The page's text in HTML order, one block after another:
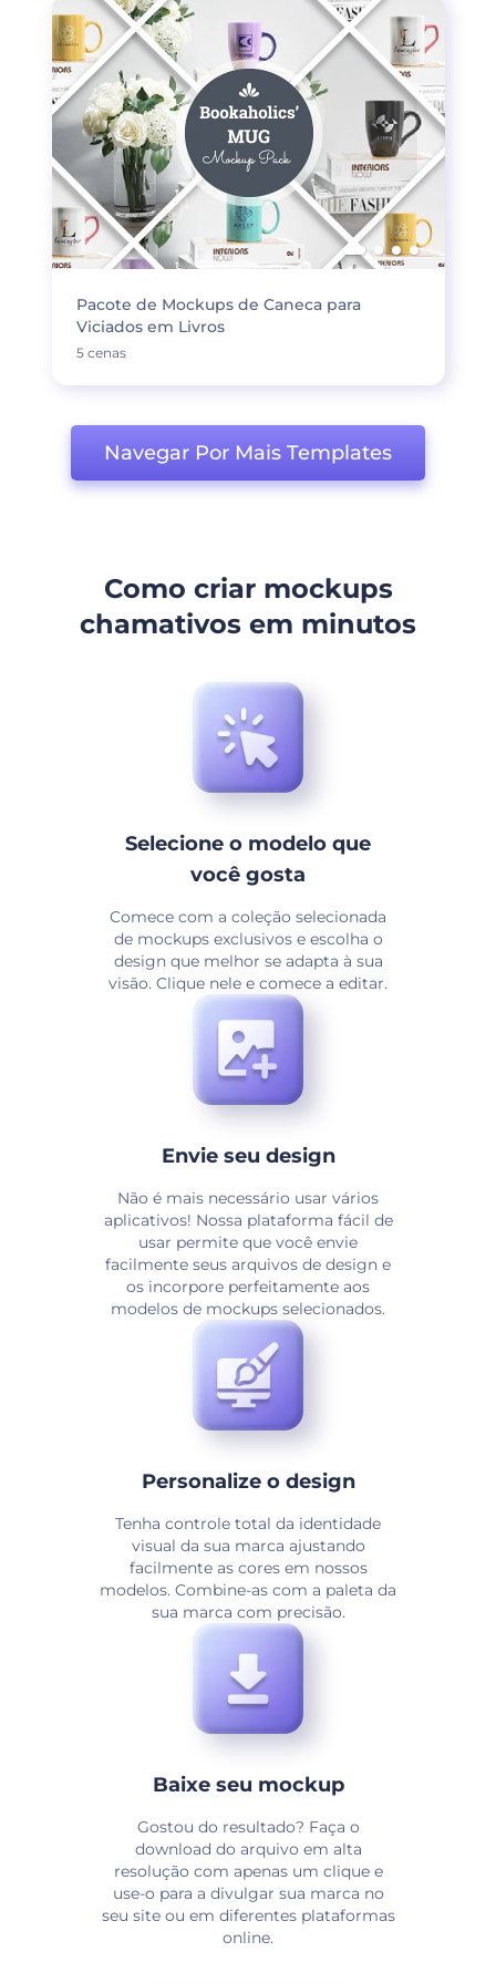
Pacote de Mockups de Caneca para
Viciados em Livros
5 cenas
Navegar Por Mais Templates
Como criar mockups
chamativos em minutos
Selecione o modelo que
você gosta
Comece com a coleção selecionada
de mockups exclusivos e escolha o
design que melhor se adapta à sua
visão. Clique nele e comece a editar.
Envie seu design
Não é mais necessário usar vários
aplicativos! Nossa plataforma fácil de
usar permite que você envie
facilmente seus arquivos de design e
os incorpore perfeitamente aos
modelos de mockups selecionados.
Personalize o design
Tenha controle total da identidade
visual da sua marca ajustando
facilmente as cores em nossos
modelos. Combine-as com a paleta da
sua marca com precisão.
Baixe seu mockup
Gostou do resultado? Faça o
download do arquivo em alta
resolução com apenas um clique e
use-o para a divulgar sua marca no
seu site ou em diferentes plataformas
online.